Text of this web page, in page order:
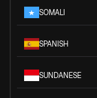
SOMALI
SPANISH
SUNDANESE